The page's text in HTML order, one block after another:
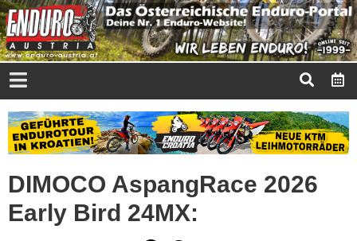
DIMOCO AspangRace 2026
Early Bird 24MX: